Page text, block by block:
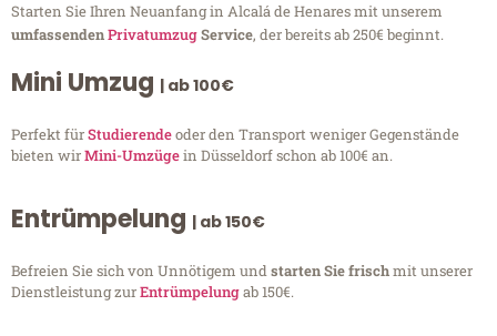
Starten Sie Ihren Neuanfang in Alcalá de Henares mit unserem
umfassendenPrivatumzugService, der bereits ab 250€ beginnt.
Mini Umzug | ab 100€
Perfekt fürStudierendeoder den Transport weniger Gegenstände
bieten wirMini-Umzügein Düsseldorf schon ab 100€ an.
Entrümpelung | ab 150€
Befreien Sie sich von Unnötigem undstarten Sie frischmit unserer
Dienstleistung zurEntrümpelungab 150€.